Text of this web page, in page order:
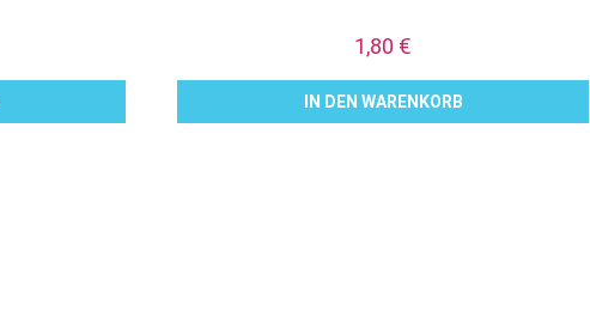
1,80 €
IN DEN WARENKORB